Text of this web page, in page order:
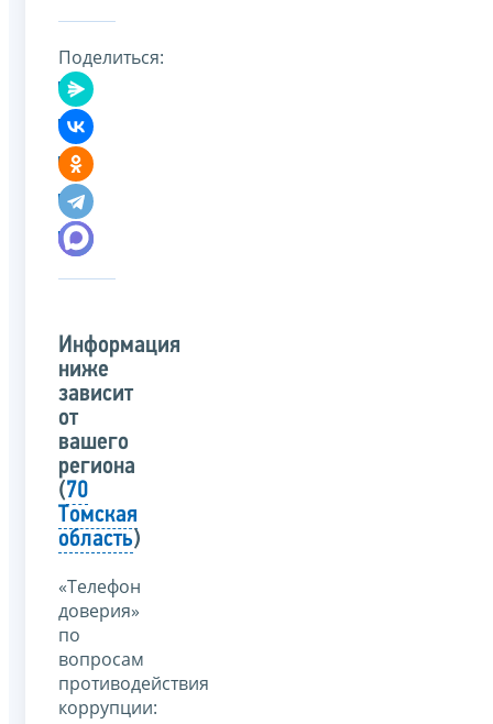
Поделиться:
Информация
ниже
зависит
от
вашего
региона
(70
Томская
область)
«Телефон
доверия»
по
вопросам
противодействия
коррупции: